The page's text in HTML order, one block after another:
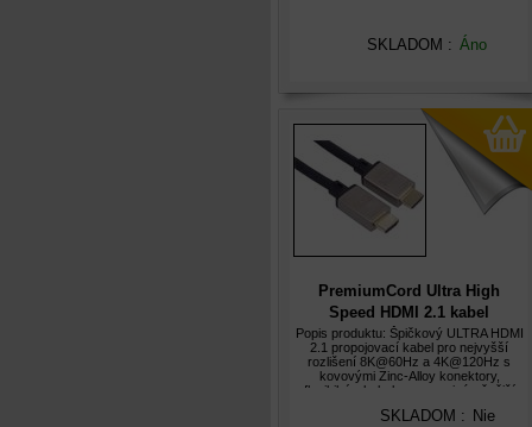
SKLADOM : Áno
PremiumCord Ultra High
Speed HDMI 2.1 kabel
8K@60Hz, 4K@120Hz délka 2m
kovové pozlacené konektory
Popis produktu: Špičkový ULTRA HDMI
2.1 propojovací kabel pro nejvyšší
rozlišení 8K@60Hz a 4K@120Hz s
kovovými Zinc-Alloy konektory,
flexibilním kabelem pro nejnáročnější
dokáže přenášet digitální zvuk i obraz a
SKLADOM : Nie